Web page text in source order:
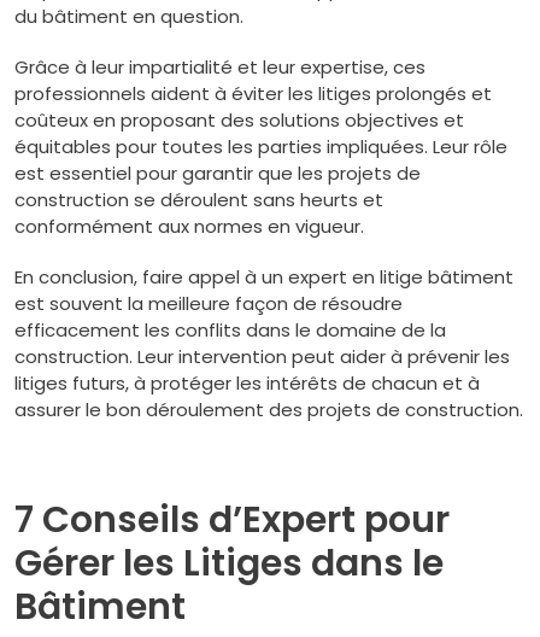
du bâtiment en question.
Grâce à leur impartialité et leur expertise, ces
professionnels aident à éviter les litiges prolongés et
coûteux en proposant des solutions objectives et
équitables pour toutes les parties impliquées. Leur rôle
est essentiel pour garantir que les projets de
construction se déroulent sans heurts et
conformément aux normes en vigueur.
En conclusion, faire appel à un expert en litige bâtiment
est souvent la meilleure façon de résoudre
efficacement les conflits dans le domaine de la
construction. Leur intervention peut aider à prévenir les
litiges futurs, à protéger les intérêts de chacun et à
assurer le bon déroulement des projets de construction.
7 Conseils d’Expert pour
Gérer les Litiges dans le
Bâtiment